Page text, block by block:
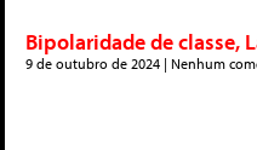
Bipolaridade de classe,
9 de outubro de 2024 Nenhum